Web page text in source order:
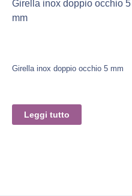
Girella inox doppio occhio 5
mm
Girella inox doppio occhio 5 mm
Leggi tutto